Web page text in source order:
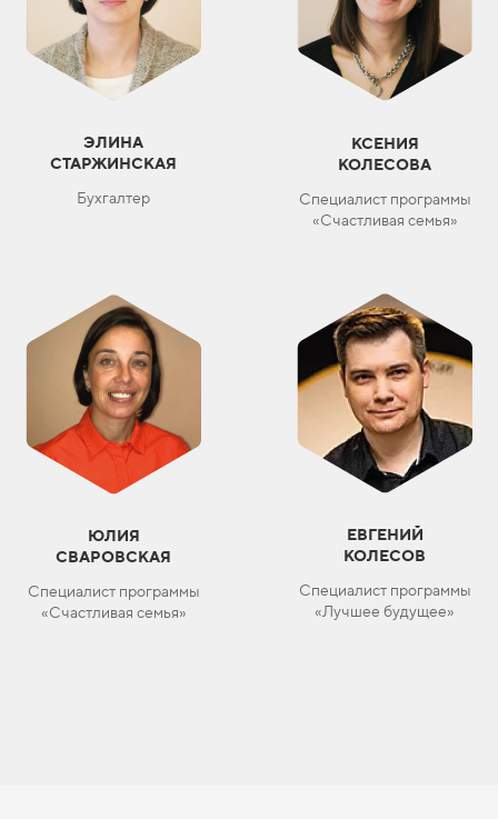
ЭЛИНА
СТАРЖИНСКАЯ
Бухгалтер
КСЕНИЯ
КОЛЕСОВА
Специалист программы
«Счастливая семья»
ЮЛИЯ
СВАРОВСКАЯ
Специалист программы
«Счастливая семья»
ЕВГЕНИЙ
КОЛЕСОВ
Специалист программы
«Лучшее будущее»